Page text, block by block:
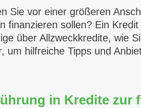
Sie vor einer größeren
finanzieren sollen? Ein
über Allzweckkredite, wie
um hilfreiche Tipps und
in Kredite zur